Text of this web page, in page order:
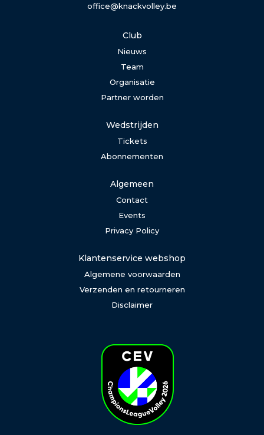
office@knackvolley.be
Club
Nieuws
Team
Organisatie
Partner worden
Wedstrijden
Tickets
Abonnementen
Algemeen
Contact
Events
Privacy Policy
Klantenservice webshop
Algemene voorwaarden
Verzenden en retourneren
Disclaimer